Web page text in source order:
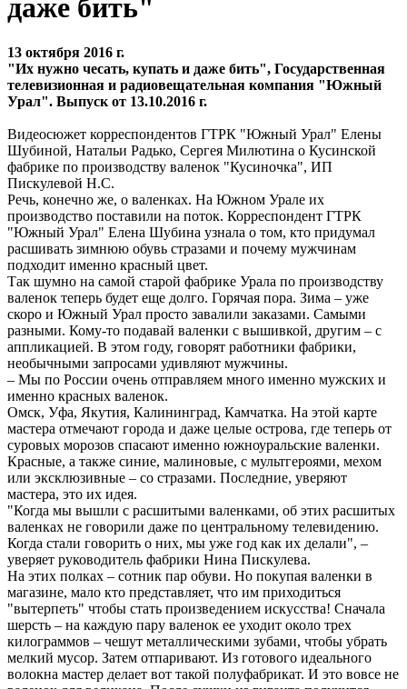
даже бить"
13 октября 2016 г.
"Их нужно чесать, купать и даже бить", Государственная
телевизионная и радиовещательная компания "Южный
Урал". Выпуск от 13.10.2016 г.
Видеосюжет корреспондентов ГТРК "Южный Урал" Елены
Шубиной, Натальи Радько, Сергея Милютина о Кусинской
фабрике по производству валенок "Кусиночка", ИП
Пискулевой Н.С.
Речь, конечно же, о валенках. На Южном Урале их
производство поставили на поток. Корреспондент ГТРК
"Южный Урал" Елена Шубина узнала о том, кто придумал
расшивать зимнюю обувь стразами и почему мужчинам
подходит именно красный цвет.
Так шумно на самой старой фабрике Урала по производству
валенок теперь будет еще долго. Горячая пора. Зима – уже
скоро и Южный Урал просто завалили заказами. Самыми
разными. Кому-то подавай валенки с вышивкой, другим – с
аппликацией. В этом году, говорят работники фабрики,
необычными запросами удивляют мужчины.
– Мы по России очень отправляем много именно мужских и
именно красных валенок.
Омск, Уфа, Якутия, Калининград, Камчатка. На этой карте
мастера отмечают города и даже целые острова, где теперь от
суровых морозов спасают именно южноуральские валенки.
Красные, а также синие, малиновые, с мультгероями, мехом
или эксклюзивные – со стразами. Последние, уверяют
мастера, это их идея.
"Когда мы вышли с расшитыми валенками, об этих расшитых
валенках не говорили даже по центральному телевидению.
Когда стали говорить о них, мы уже год как их делали", –
уверяет руководитель фабрики Нина Пискулева.
На этих полках – сотник пар обуви. Но покупая валенки в
магазине, мало кто представляет, что им приходиться
"вытерпеть" чтобы стать произведением искусства! Сначала
шерсть – на каждую пару валенок ее уходит около трех
килограммов – чешут металлическими зубами, чтобы убрать
мелкий мусор. Затем отпаривают. Из готового идеального
волокна мастер делает вот такой полуфабрикат. И это вовсе не